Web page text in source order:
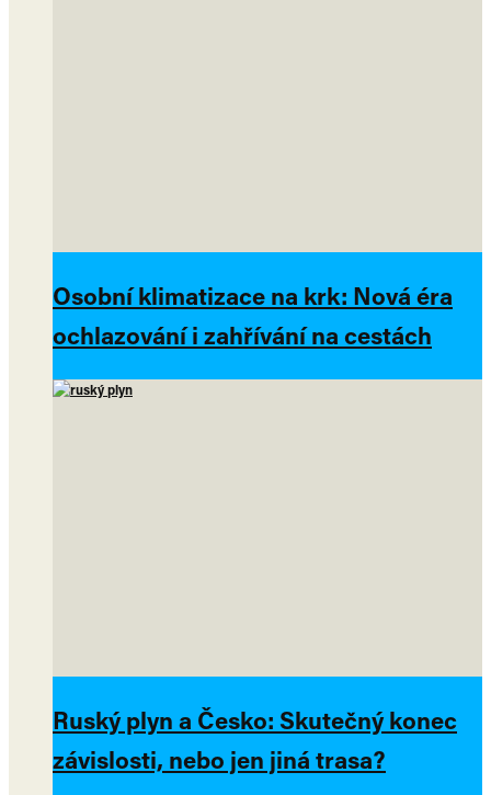
Osobní klimatizace na krk: Nová éra
ochlazování i zahřívání na cestách
Ruský plyn a Česko: Skutečný konec
závislosti, nebo jen jiná trasa?